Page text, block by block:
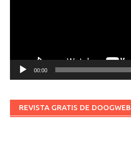
00:00
REVISTA GRATIS DE DOOGWEB